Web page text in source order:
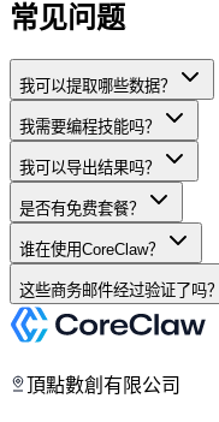
常见问题
我可以提取哪些数据？
我需要编程技能吗？
我可以导出结果吗？
是否有免费套餐？
谁在使用CoreClaw？
这些商务邮件经过验证了吗？
頂點數創有限公司